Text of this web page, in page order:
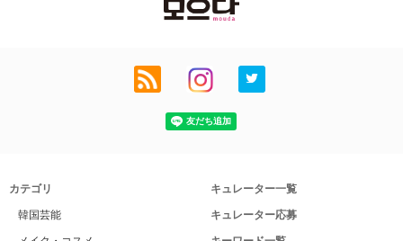
カテゴリ
韓国芸能
キュレーター一覧
キュレーター応募